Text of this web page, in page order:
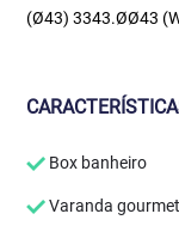
(Ø43) 3343.ØØ43
Box banheiro
Varanda gourmet